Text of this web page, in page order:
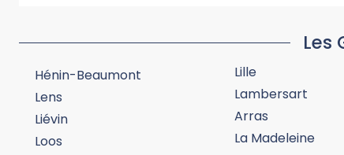
Plus
19.93
km
GROUPE VANDENBERGHE
12 AVENUE DE LA ROTONDE
Les
Hénin-Beaumont
Lens
Liévin
Loos
Lille
Lambersart
Arras
La Madeleine